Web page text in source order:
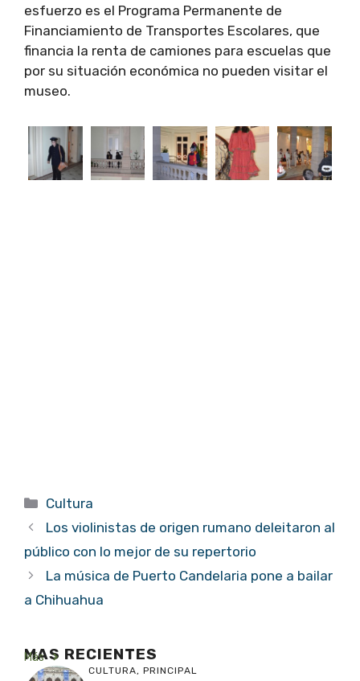
esfuerzo es el Programa Permanente de
Financiamiento de Transportes Escolares, que
financia la renta de camiones para escuelas que
por su situación económica no pueden visitar el
museo.
Categorías
Cultura
Los violinistas de origen rumano deleitaron al
público con lo mejor de su repertorio
La música de Puerto Candelaria pone a bailar
a Chihuahua
MAS RECIENTES
Más
CULTURA, PRINCIPAL